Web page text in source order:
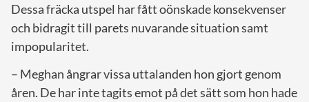
Dessa fräcka utspel har fått oönskade konsekvenser
och bidragit till parets nuvarande situation samt
impopularitet.
– Meghan ångrar vissa uttalanden hon gjort genom
åren. De har inte tagits emot på det sätt som hon hade